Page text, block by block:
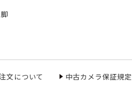
文について 中古カメラ保証規定